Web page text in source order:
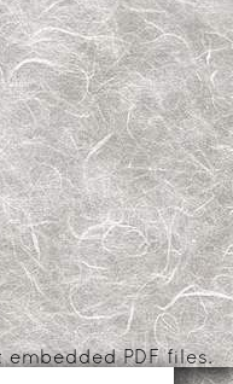
embedded PDF files.